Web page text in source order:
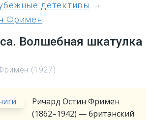
детективы
Фримен
Волшебная шкатулка
(1927)
Ричард Остин Фримен
(1862–1942) — британский